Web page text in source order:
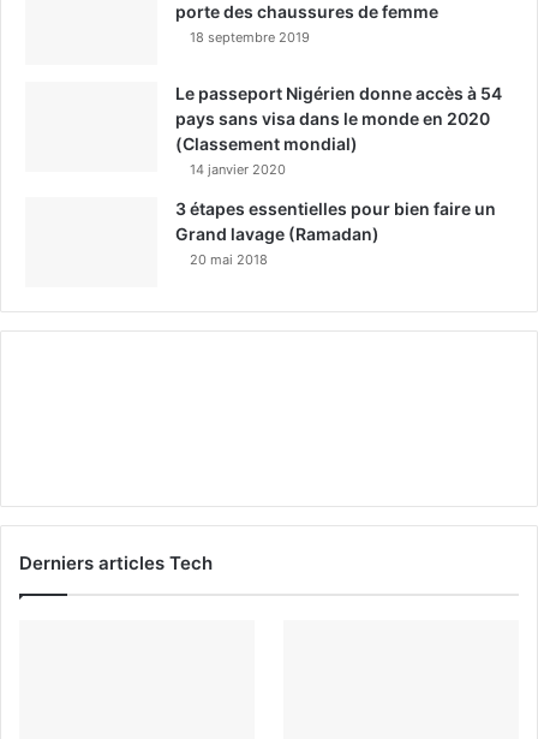
porte des chaussures de femme
18 septembre 2019
Le passeport Nigérien donne accès à 54
pays sans visa dans le monde en 2020
(Classement mondial)
14 janvier 2020
3 étapes essentielles pour bien faire un
Grand lavage (Ramadan)
20 mai 2018
Derniers articles Tech